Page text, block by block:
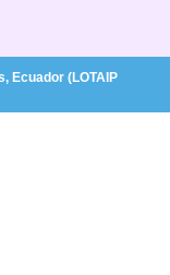
Ecuador (LOTAIP